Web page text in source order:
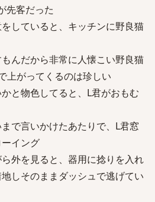
先客だった
していると、キッチンに野良猫
んだから非常に人懐こい野良猫
上がってくるのは珍しい
と物色してると、L君がおもむ
で言いかけたあたりで、L君窓
イング
外を見ると、器用に捻りを入れ
しそのままダッシュで逃げてい